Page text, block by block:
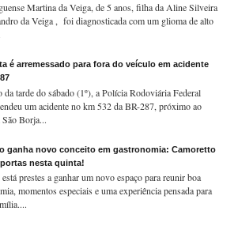
Martina da Veiga, de 5 anos, filha da Aline Silveira
da Veiga , foi diagnosticada com um glioma de alto
é arremessado para fora do veículo em acidente
tarde do sábado (1º), a Polícia Rodoviária Federal
um acidente no km 532 da BR-287, próximo ao
Borja...
ganha novo conceito em gastronomia: Camoretto
nesta quinta!
prestes a ganhar um novo espaço para reunir boa
momentos especiais e uma experiência pensada para